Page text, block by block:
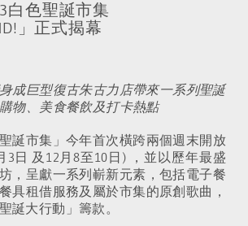
白色聖誕市集
」正式揭幕
成巨型復古朱古力店帶來一系列聖誕
物、美食餐飲及打卡熱點
誕市集」今年首次橫跨兩個週末開放
3日 及12月8至10日) ，並以歷年最盛
，呈獻一系列嶄新元素，包括電子餐
具租借服務及屬於市集的原創歌曲，
誕大行動」籌款。